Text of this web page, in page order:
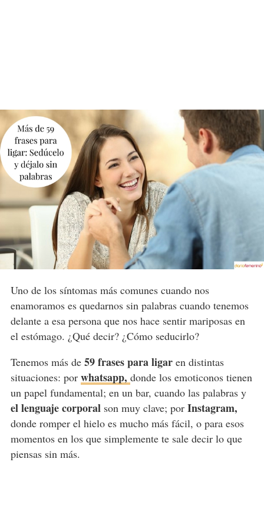
Uno de los síntomas más comunes cuando nos
enamoramos es quedarnos sin palabras cuando tenemos
delante a esa persona que nos hace sentir mariposas en
el estómago. ¿Qué decir? ¿Cómo seducirlo?
Tenemos más de 59 frases para ligaren distintas
situaciones: por whatsapp, donde los emoticonos tienen
un papel fundamental; en un bar, cuando las palabras y
el lenguaje corporalson muy clave; por Instagram,
donde romper el hielo es mucho más fácil, o para esos
momentos en los que simplemente te sale decir lo que
piensas sin más.